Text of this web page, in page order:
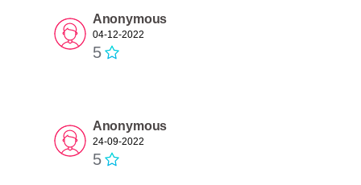
Anonymous
04-12-2022
5
Anonymous
24-09-2022
5